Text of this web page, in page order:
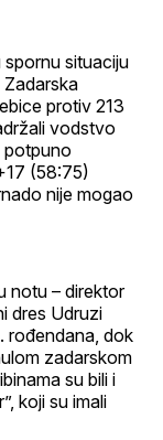
situaciju
protiv 213
vodstvo
potpuno
(58:75)
nije mogao
notu – direktor
dres Udruzi
rođendana, dok
zadarskom
su bili i
koji su imali